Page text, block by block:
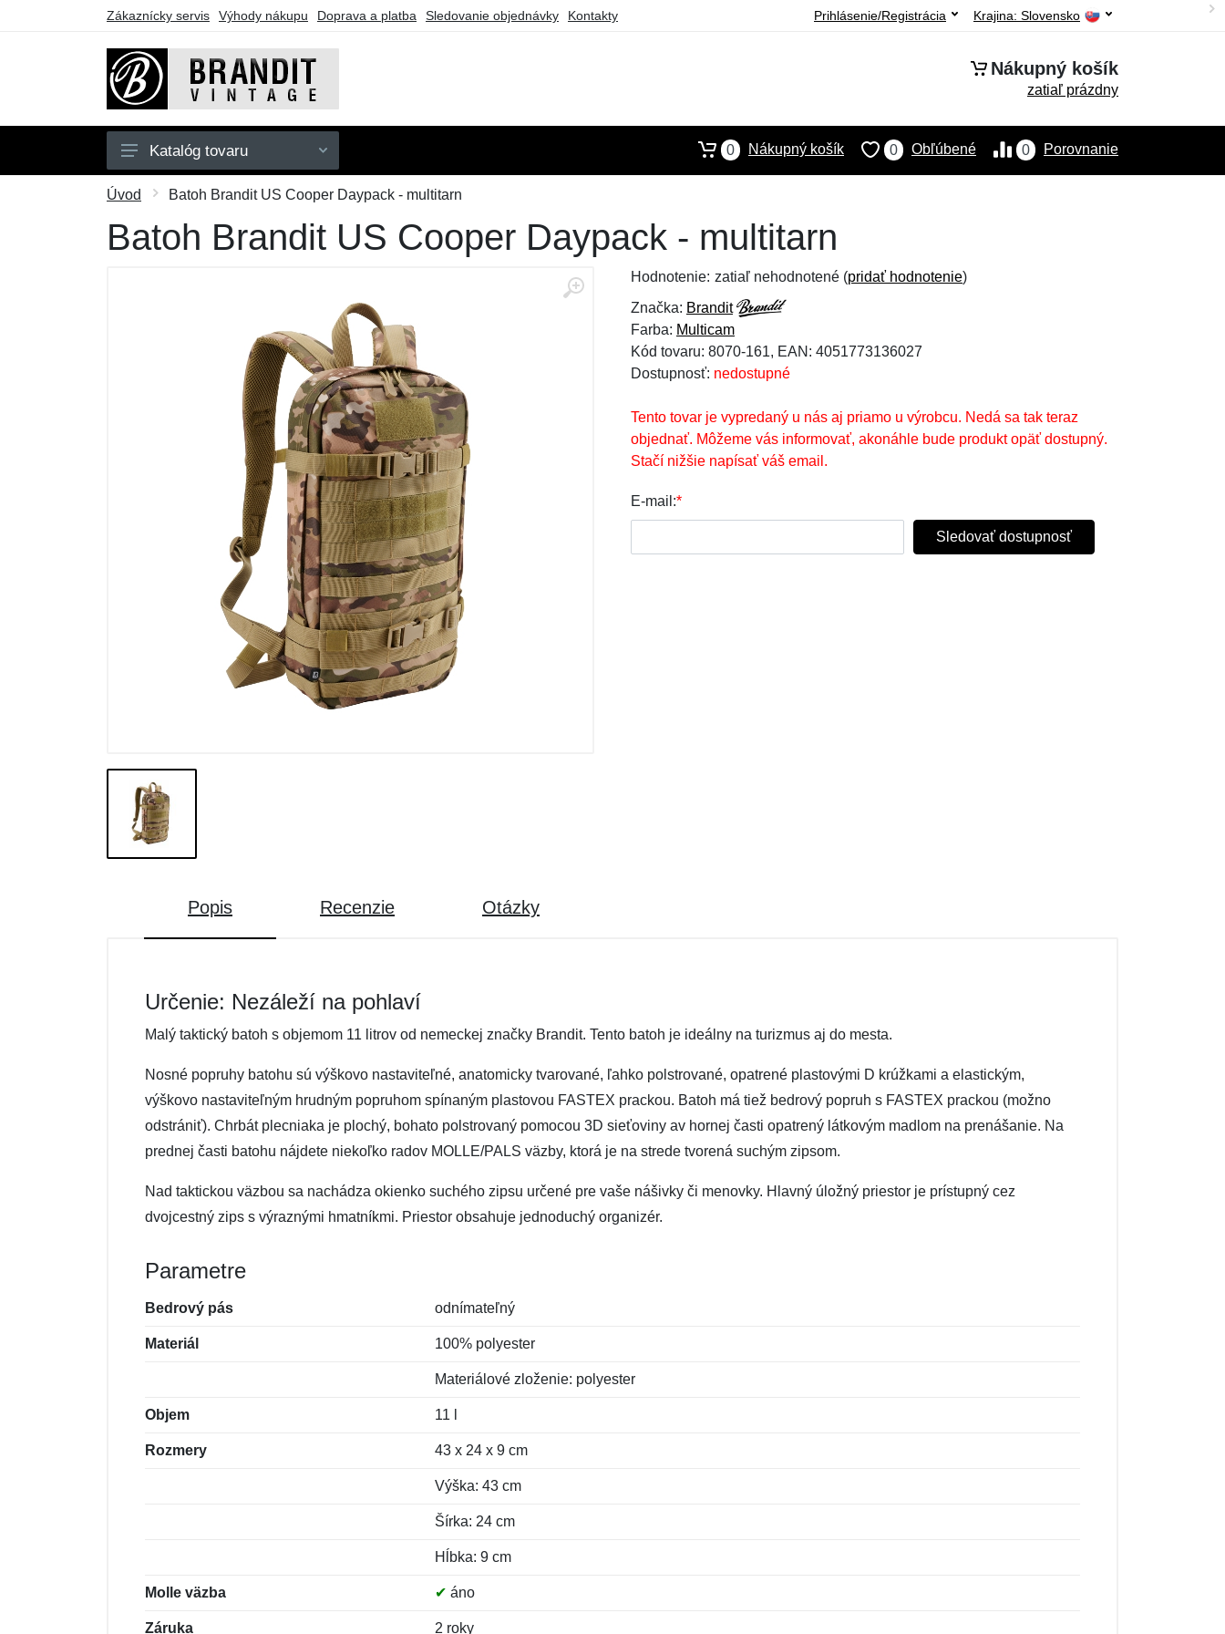
Zákaznícky servis Výhody nákupu Doprava a platba Sledovanie objednávky Kontakty Krajina: Slovensko
Prihlásenie/Registrácia
Nákupný košík
zatiaľ prázdny
Pánske
Dámske
Darčekové poukazy
Katalóg tovaru 0 Porovnanie
0 Obľúbené
0 Nákupný košík
Úvod Batoh Brandit US Cooper Daypack - multitarn
Batoh Brandit US Cooper Daypack - multitarn
Hodnotenie: zatiaľ nehodnotené (pridať hodnotenie)
Značka: Brandit
Farba: Multicam
Kód tovaru: 8070-161, EAN: 4051773136027
Dostupnosť: nedostupné
Tento tovar je vypredaný u nás aj priamo u výrobcu. Nedá sa tak teraz
objednať. Môžeme vás informovať, akonáhle bude produkt opäť dostupný.
Stačí nižšie napísať váš email.
E-mail:*
Sledovať dostupnosť
Popis Recenzie Otázky
Určenie: Nezáleží na pohlaví
Malý taktický batoh s objemom 11 litrov od nemeckej značky Brandit. Tento batoh je ideálny na turizmus aj do mesta.
Nosné popruhy batohu sú výškovo nastaviteľné, anatomicky tvarované, ľahko polstrované, opatrené plastovými D krúžkami a elastickým,
výškovo nastaviteľným hrudným popruhom spínaným plastovou FASTEX prackou. Batoh má tiež bedrový popruh s FASTEX prackou (možno
odstrániť). Chrbát plecniaka je plochý, bohato polstrovaný pomocou 3D sieťoviny av hornej časti opatrený látkovým madlom na prenášanie. Na
prednej časti batohu nájdete niekoľko radov MOLLE/PALS väzby, ktorá je na strede tvorená suchým zipsom.
Nad taktickou väzbou sa nachádza okienko suchého zipsu určené pre vaše nášivky či menovky. Hlavný úložný priestor je prístupný cez
dvojcestný zips s výraznými hmatníkmi. Priestor obsahuje jednoduchý organizér.
Parametre
Bedrový pás odnímateľný
Materiál 100% polyester
Materiálové zloženie: polyester
Objem 11 l
Rozmery 43 x 24 x 9 cm
Výška: 43 cm
Šírka: 24 cm
Hĺbka: 9 cm
Molle väzba ✔ áno
Záruka 2 roky